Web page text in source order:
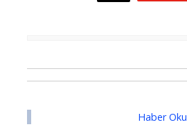
Haber Oku